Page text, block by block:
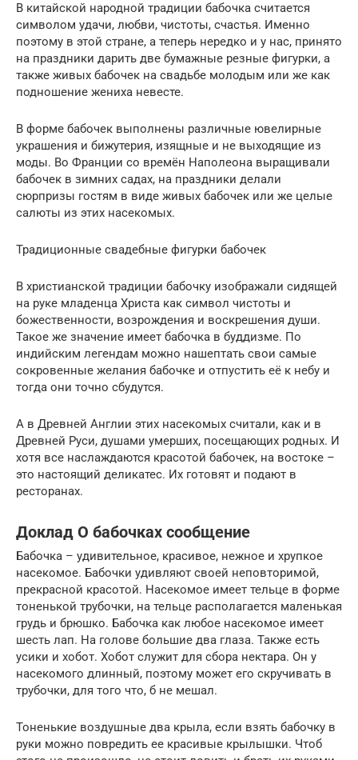
В китайской народной традиции бабочка считается
символом удачи, любви, чистоты, счастья. Именно
поэтому в этой стране, а теперь нередко и у нас, принято
на праздники дарить две бумажные резные фигурки, а
также живых бабочек на свадьбе молодым или же как
подношение жениха невесте.
В форме бабочек выполнены различные ювелирные
украшения и бижутерия, изящные и не выходящие из
моды. Во Франции со времён Наполеона выращивали
бабочек в зимних садах, на праздники делали
сюрпризы гостям в виде живых бабочек или же целые
салюты из этих насекомых.
Традиционные свадебные фигурки бабочек
В христианской традиции бабочку изображали сидящей
на руке младенца Христа как символ чистоты и
божественности, возрождения и воскрешения души.
Такое же значение имеет бабочка в буддизме. По
индийским легендам можно нашептать свои самые
сокровенные желания бабочке и отпустить её к небу и
тогда они точно сбудутся.
А в Древней Англии этих насекомых считали, как и в
Древней Руси, душами умерших, посещающих родных. И
хотя все наслаждаются красотой бабочек, на востоке –
это настоящий деликатес. Их готовят и подают в
ресторанах.
Доклад О бабочках сообщение
Бабочка – удивительное, красивое, нежное и хрупкое
насекомое. Бабочки удивляют своей неповторимой,
прекрасной красотой. Насекомое имеет тельце в форме
тоненькой трубочки, на тельце располагается маленькая
грудь и брюшко. Бабочка как любое насекомое имеет
шесть лап. На голове большие два глаза. Также есть
усики и хобот. Хобот служит для сбора нектара. Он у
насекомого длинный, поэтому может его скручивать в
трубочки, для того что, б не мешал.
Тоненькие воздушные два крыла, если взять бабочку в
руки можно повредить ее красивые крылышки. Чтоб